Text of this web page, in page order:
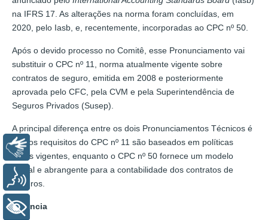
na IFRS 17. As alterações na norma foram concluídas, em
2020, pelo Iasb, e, recentemente, incorporadas ao CPC nº 50.
Após o devido processo no Comitê, esse Pronunciamento vai
substituir o CPC nº 11, norma atualmente vigente sobre
contratos de seguro, emitida em 2008 e posteriormente
aprovada pelo CFC, pela CVM e pela Superintendência de
Seguros Privados (Susep).
A principal diferença entre os dois Pronunciamentos Técnicos é
que os requisitos do CPC nº 11 são baseados em políticas
locais vigentes, enquanto o CPC nº 50 fornece um modelo
global e abrangente para a contabilidade dos contratos de
seguros.
Vigência
Libras
+ Acessibilidade